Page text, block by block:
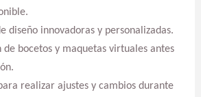
diseño innovadoras y personalizadas.
de bocetos y maquetas virtuales antes
realizar ajustes y cambios durante